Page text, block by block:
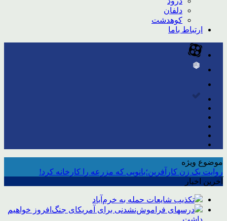
دلفان
کوهدشت
ارتباط باما
موضوع ویژه
روایت یک زن کارآفرین؛بانویی که مزرعه را کارخانه کرد!
آخرین اخبار
تکذیب شایعات حمله به خرم‌آباد
درسهای فراموش‌نشدنی برای آمریکای جنگ‌افروز خواهیم
داشت